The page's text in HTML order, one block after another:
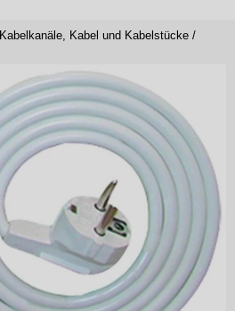
Kabelkanäle, Kabel und Kabelstücke /